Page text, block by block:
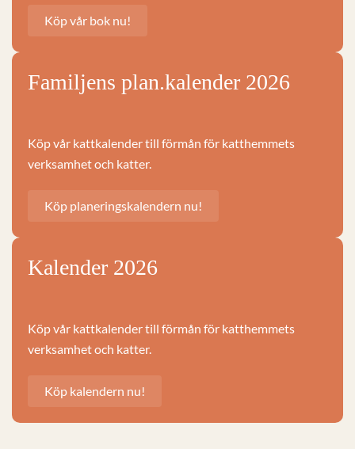
Köp vår bok nu!
Familjens plan.kalender 2026
Köp vår kattkalender till förmån för katthemmets
verksamhet och katter.
Köp planeringskalendern nu!
Kalender 2026
Köp vår kattkalender till förmån för katthemmets
verksamhet och katter.
Köp kalendern nu!